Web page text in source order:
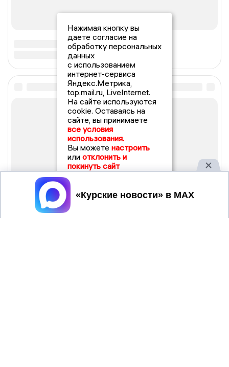
Нажимая кнопку вы
даете согласие на
обработку персональных
данных
с использованием
интернет-сервиса
Яндекс.Метрика,
top.mail.ru, LiveInternet.
На сайте используются
cookie. Оставаясь на
сайте, вы принимаете
все условия
использования.
Вы можете настроить
или отклонить и
покинуть сайт
Принять